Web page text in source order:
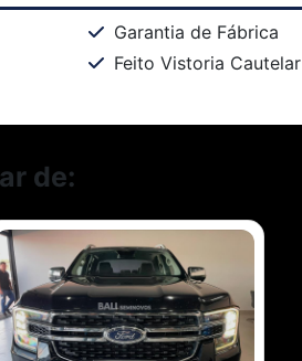
Garantia de Fábrica
Feito Vistoria Cautelar
de: